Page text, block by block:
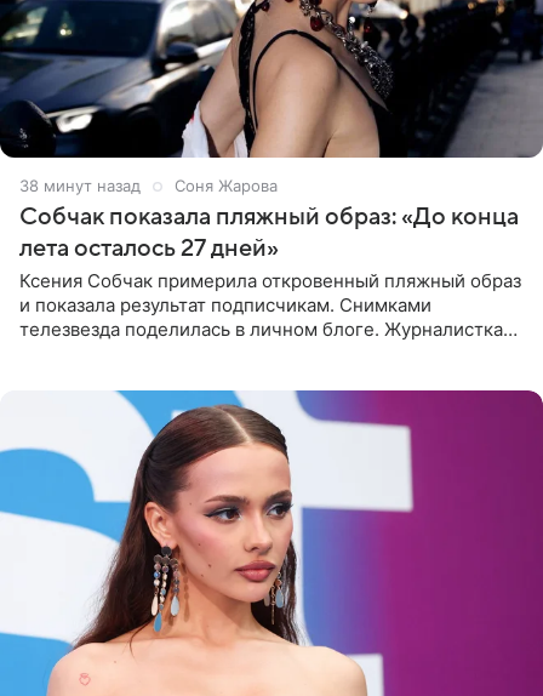
39 минут назад Соня Жарова
Собчак показала пляжный образ: «До конца
лета осталось 27 дней»
Ксения Собчак примерила откровенный пляжный образ
и показала результат подписчикам. Снимками
телезвезда поделилась в личном блоге. Журналистка